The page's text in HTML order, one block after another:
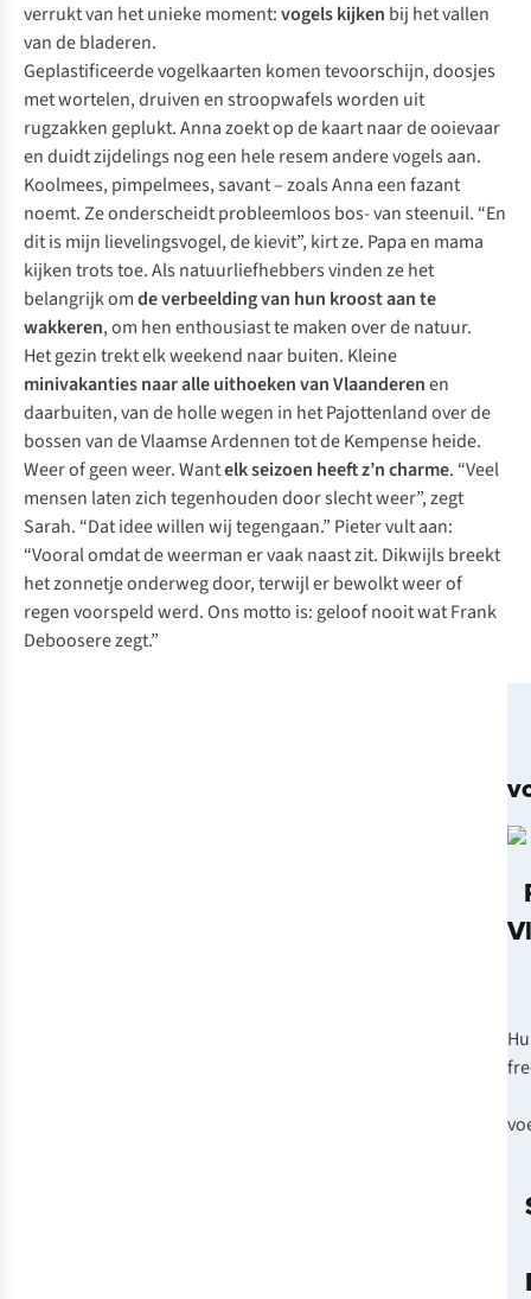
verrukt van het unieke moment:vogels kijken bij het vallen
van de bladeren.
Geplastificeerde vogelkaarten komen tevoorschijn, doosjes
met wortelen, druiven en stroopwafels worden uit
rugzakken geplukt. Anna zoekt op de kaart naar de ooievaar
en duidt zijdelings nog een hele resem andere vogels aan.
Koolmees, pimpelmees, savant – zoals Anna een fazant
noemt. Ze onderscheidt probleemloos bos- van steenuil. “En
dit is mijn lievelingsvogel, de kievit”, kirt ze. Papa en mama
kijken trots toe. Als natuurliefhebbers vinden ze het
belangrijk omde verbeelding van hun kroost aan te
wakkeren, om hen enthousiast te maken over de natuur.
Het gezin trekt elk weekend naar buiten. Kleine
minivakanties naar alle uithoeken van Vlaanderenen
daarbuiten, van de holle wegen in het Pajottenland over de
bossen van de Vlaamse Ardennen tot de Kempense heide.
Weer of geen weer. Wantelk seizoen heeft z’n charme. “Veel
mensen laten zich tegenhouden door slecht weer”, zegt
Sarah. “Dat idee willen wij tegengaan.” Pieter vult aan:
“Vooral omdat de weerman er vaak naast zit. Dikwijls breekt
het zonnetje onderweg door, terwijl er bewolkt weer of
regen voorspeld werd. Ons motto is: geloof nooit wat Frank
Deboosere zegt.”